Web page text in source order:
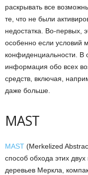
раскрывать все
те, что не были
недостатка. Во-первых,
особенно если условий
конфиденциальности. В
информация обо всех
средств, включая,
даже больше.
MAST
MAST (Merkelized
способ обхода этих
деревьев Меркла,